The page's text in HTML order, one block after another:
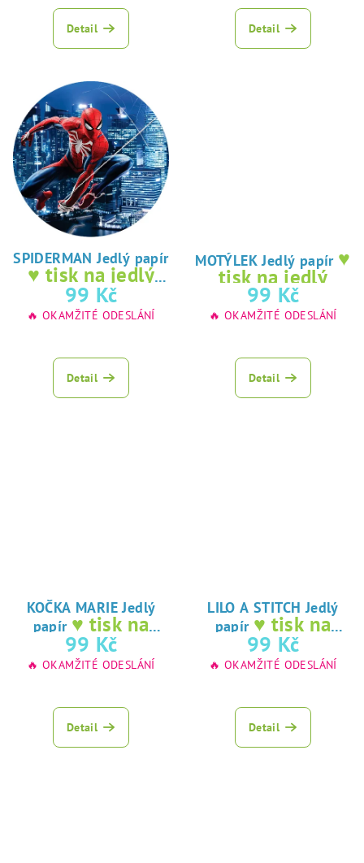
Detail Detail
SPIDERMAN Jedlý papír
♥ tisk na jedlý
papír
99 Kč
🔥 OKAMŽITÉ ODESLÁNÍ
Detail
MOTÝLEK Jedlý papír ♥
tisk na jedlý
papír
99 Kč
🔥 OKAMŽITÉ ODESLÁNÍ
Detail
KOČKA MARIE Jedlý
papír ♥ tisk na
jedlý papír
99 Kč
🔥 OKAMŽITÉ ODESLÁNÍ
Detail
LILO A STITCH Jedlý
papír ♥ tisk na
jedlý papír
99 Kč
🔥 OKAMŽITÉ ODESLÁNÍ
Detail